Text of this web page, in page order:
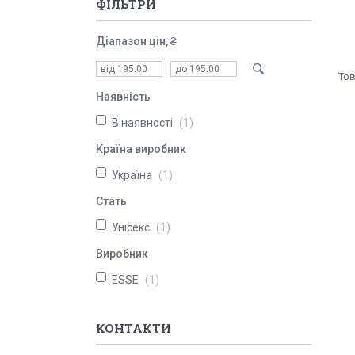
ФІЛЬТРИ
Діапазон цін, ₴
Наявність
В наявності 1
Країна виробник
Україна 1
Стать
Унісекс 1
Виробник
ESSE 1
КОНТАКТИ